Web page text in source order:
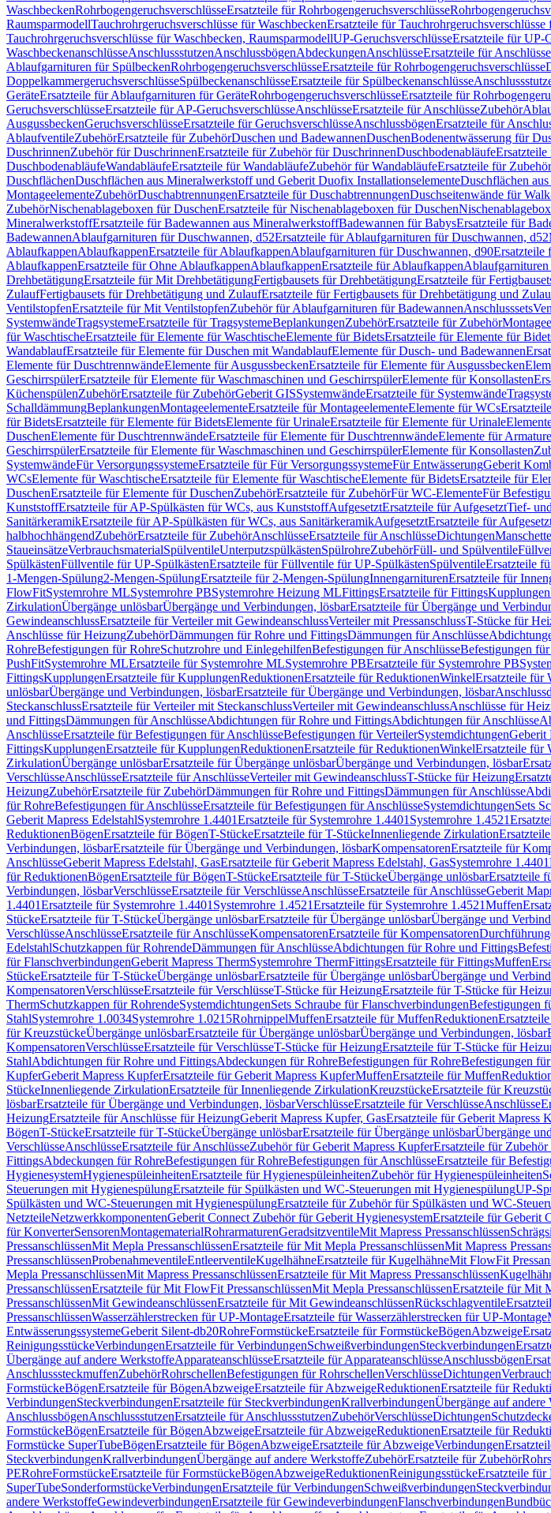
WaschbeckenRohrbogengeruchsverschlüsseErsatzteile für Rohrbogengeruchsverschlüsse
RaumsparmodellTauchrohrgeruchsverschlüsse für WaschbeckenErsatzteile für Tauchrohrgeruchsverschlüsse
Tauchrohrgeruchsverschlüsse für Waschbecken, RaumsparmodellUP-GeruchsverschlüsseErsatzteile für UP-
WaschbeckenanschlüsseAnschlussstutzenAnschlussbögenAbdeckungenAnschlüsseErsatzteile für Anschlüsse
Ablaufgarnituren für SpülbeckenRohrbogengeruchsverschlüsseErsatzteile für Rohrbogengeruchsverschlüsse
DoppelkammergeruchsverschlüsseSpülbeckenanschlüsseErsatzteile für Spülbeckenanschlüsse
GeräteErsatzteile für Ablaufgarnituren für GeräteRohrbogengeruchsverschlüsseErsatzteile für
GeruchsverschlüsseErsatzteile für AP-GeruchsverschlüsseAnschlüsseErsatzteile für AnschlüsseZubehör
AusgussbeckenGeruchsverschlüsseErsatzteile für GeruchsverschlüsseAnschlussbögenErsatzteile für
AblaufventileZubehörErsatzteile für ZubehörDuschen und BadewannenDuschenBodenentwässerung für
DuschrinnenZubehör für DuschrinnenErsatzteile für Zubehör für DuschrinnenDuschbodenabläufe
DuschbodenabläufeWandabläufeErsatzteile für WandabläufeZubehör für WandabläufeErsatzteile für
DuschflächenDuschflächen aus Mineralwerkstoff und Geberit Duofix InstallationselementeDuschflächen
MontageelementeZubehörDuschabtrennungenErsatzteile für DuschabtrennungenDuschseitenwände für
ZubehörNischenablageboxen für DuschenErsatzteile für Nischenablageboxen für Duschen
MineralwerkstoffErsatzteile für Badewannen aus MineralwerkstoffBadewannen für BabysErsatzteile für
BadewannenAblaufgarnituren für Duschwannen, d52Ersatzteile für Ablaufgarnituren für Duschwannen, d52
AblaufkappenAblaufkappenErsatzteile für AblaufkappenAblaufgarnituren für Duschwannen, d90Ersatzteile
AblaufkappenErsatzteile für Ohne AblaufkappenAblaufkappenErsatzteile für Ablaufkappen
DrehbetätigungErsatzteile für Mit DrehbetätigungFertigbausets für DrehbetätigungErsatzteile für
ZulaufFertigbausets für Drehbetätigung und ZulaufErsatzteile für Fertigbausets für Drehbetätigung und
VentilstopfenErsatzteile für Mit VentilstopfenZubehör für Ablaufgarnituren für BadewannenAnschlusssets
SystemwändeTragsystemeErsatzteile für TragsystemeBeplankungenZubehörErsatzteile für Zubehör
für WaschtischeErsatzteile für Elemente für WaschtischeElemente für BidetsErsatzteile für Elemente für
WandablaufErsatzteile für Elemente für Duschen mit WandablaufElemente für Dusch- und Badewannen
Elemente für DuschtrennwändeElemente für AusgussbeckenErsatzteile für Elemente für Ausgussbecken
GeschirrspülerErsatzteile für Elemente für Waschmaschinen und GeschirrspülerElemente für Konsollasten
KüchenspülenZubehörErsatzteile für ZubehörGeberit GISSystemwändeErsatzteile für Systemwände
SchalldämmungBeplankungenMontageelementeErsatzteile für MontageelementeElemente für WCs
für BidetsErsatzteile für Elemente für BidetsElemente für UrinaleErsatzteile für Elemente für Urinale
DuschenElemente für DuschtrennwändeErsatzteile für Elemente für DuschtrennwändeElemente für
GeschirrspülerErsatzteile für Elemente für Waschmaschinen und GeschirrspülerElemente für Konsollasten
SystemwändeFür VersorgungssystemeErsatzteile für Für VersorgungssystemeFür EntwässerungGeberit
WCsElemente für WaschtischeErsatzteile für Elemente für WaschtischeElemente für BidetsErsatzteile für
DuschenErsatzteile für Elemente für DuschenZubehörErsatzteile für ZubehörFür WC-ElementeFür
KunststoffErsatzteile für AP-Spülkästen für WCs, aus KunststoffAufgesetztErsatzteile für AufgesetztTief-
SanitärkeramikErsatzteile für AP-Spülkästen für WCs, aus SanitärkeramikAufgesetztErsatzteile für
halbhochhängendZubehörErsatzteile für ZubehörAnschlüsseErsatzteile für AnschlüsseDichtungen
StaueinsätzeVerbrauchsmaterialSpülventileUnterputzspülkästenSpülrohreZubehörFüll- und Spülventile
SpülkästenFüllventile für UP-SpülkästenErsatzteile für Füllventile für UP-SpülkästenSpülventileErsatzteile
1-Mengen-Spülung2-Mengen-SpülungErsatzteile für 2-Mengen-SpülungInnengarniturenErsatzteile für
FlowFitSystemrohre MLSystemrohre PBSystemrohre Heizung MLFittingsErsatzteile für FittingsKupplungen
ZirkulationÜbergänge unlösbarÜbergänge und Verbindungen, lösbarErsatzteile für Übergänge und
GewindeanschlussErsatzteile für Verteiler mit GewindeanschlussVerteiler mit PressanschlussT-Stücke für
Anschlüsse für HeizungZubehörDämmungen für Rohre und FittingsDämmungen für Anschlüsse
RohreBefestigungen für RohreSchutzrohre und EinlegehilfenBefestigungen für AnschlüsseBefestigungen
PushFitSystemrohre MLErsatzteile für Systemrohre MLSystemrohre PBErsatzteile für Systemrohre PB
FittingsKupplungenErsatzteile für KupplungenReduktionenErsatzteile für ReduktionenWinkelErsatzteile für
unlösbarÜbergänge und Verbindungen, lösbarErsatzteile für Übergänge und Verbindungen, lösbar
SteckanschlussErsatzteile für Verteiler mit SteckanschlussVerteiler mit GewindeanschlussAnschlüsse für
und FittingsDämmungen für AnschlüsseAbdichtungen für Rohre und FittingsAbdichtungen für Anschlüsse
AnschlüsseErsatzteile für Befestigungen für AnschlüsseBefestigungen für VerteilerSystemdichtungenGeberit
FittingsKupplungenErsatzteile für KupplungenReduktionenErsatzteile für ReduktionenWinkelErsatzteile für
ZirkulationÜbergänge unlösbarErsatzteile für Übergänge unlösbarÜbergänge und Verbindungen, lösbar
VerschlüsseAnschlüsseErsatzteile für AnschlüsseVerteiler mit GewindeanschlussT-Stücke für Heizung
HeizungZubehörErsatzteile für ZubehörDämmungen für Rohre und FittingsDämmungen für Anschlüsse
für RohreBefestigungen für AnschlüsseErsatzteile für Befestigungen für AnschlüsseSystemdichtungenSets
Geberit Mapress EdelstahlSystemrohre 1.4401Ersatzteile für Systemrohre 1.4401 Systemrohre 1.4521
ReduktionenBögenErsatzteile für BögenT-StückeErsatzteile für T-StückeInnenliegende Zirkulation
Verbindungen, lösbarErsatzteile für Übergänge und Verbindungen, lösbarKompensatorenErsatzteile für
AnschlüsseGeberit Mapress Edelstahl, GasErsatzteile für Geberit Mapress Edelstahl, GasSystemrohre 1.4401
für ReduktionenBögenErsatzteile für BögenT-StückeErsatzteile für T-StückeÜbergänge unlösbarErsatzteile
Verbindungen, lösbarVerschlüsseErsatzteile für VerschlüsseAnschlüsseErsatzteile für AnschlüsseGeberit
1.4401Ersatzteile für Systemrohre 1.4401 Systemrohre 1.4521Ersatzteile für Systemrohre 1.4521Muffen
StückeErsatzteile für T-StückeÜbergänge unlösbarErsatzteile für Übergänge unlösbarÜbergänge und
VerschlüsseAnschlüsseErsatzteile für AnschlüsseKompensatorenErsatzteile für Kompensatoren
EdelstahlSchutzkappen für RohrendeDämmungen für AnschlüsseAbdichtungen für Rohre und Fittings
für FlanschverbindungenGeberit Mapress ThermSystemrohre ThermFittingsErsatzteile für FittingsMuffen
StückeErsatzteile für T-StückeÜbergänge unlösbarErsatzteile für Übergänge unlösbarÜbergänge und
KompensatorenVerschlüsseErsatzteile für VerschlüsseT-Stücke für HeizungErsatzteile für T-Stücke für
ThermSchutzkappen für RohrendeSystemdichtungenSets Schraube für FlanschverbindungenBefestigungen
StahlSystemrohre 1.0034Systemrohre 1.0215RohrnippelMuffenErsatzteile für MuffenReduktionen
für KreuzstückeÜbergänge unlösbarErsatzteile für Übergänge unlösbarÜbergänge und Verbindungen, lösbar
KompensatorenVerschlüsseErsatzteile für VerschlüsseT-Stücke für HeizungErsatzteile für T-Stücke für
StahlAbdichtungen für Rohre und FittingsAbdeckungen für RohreBefestigungen für RohreBefestigungen
KupferGeberit Mapress KupferErsatzteile für Geberit Mapress KupferMuffenErsatzteile für Muffen
StückeInnenliegende ZirkulationErsatzteile für Innenliegende ZirkulationKreuzstückeErsatzteile für
lösbarErsatzteile für Übergänge und Verbindungen, lösbarVerschlüsseErsatzteile für VerschlüsseAnschlüsse
HeizungErsatzteile für Anschlüsse für HeizungGeberit Mapress Kupfer, GasErsatzteile für Geberit Mapress
BögenT-StückeErsatzteile für T-StückeÜbergänge unlösbarErsatzteile für Übergänge unlösbarÜbergänge
VerschlüsseAnschlüsseErsatzteile für AnschlüsseZubehör für Geberit Mapress KupferErsatzteile für
FittingsAbdeckungen für RohreBefestigungen für RohreBefestigungen für AnschlüsseErsatzteile für
HygienesystemHygienespüleinheitenErsatzteile für HygienespüleinheitenZubehör für Hygienespüleinheiten
Steuerungen mit HygienespülungErsatzteile für Spülkästen und WC-Steuerungen mit HygienespülungUP-
Spülkästen und WC-Steuerungen mit HygienespülungErsatzteile für Zubehör für Spülkästen und WC-
NetzteileNetzwerkkomponentenGeberit Connect Zubehör für Geberit HygienesystemErsatzteile für Geberit
für KonverterSensorenMontagematerialRohrarmaturenGeradsitzventileMit Mapress Pressanschlüssen
PressanschlüssenMit Mepla PressanschlüssenErsatzteile für Mit Mepla PressanschlüssenMit Mapress
PressanschlüssenProbenahmeventileEntleerventileKugelhähneErsatzteile für KugelhähneMit FlowFit
Mepla PressanschlüssenMit Mapress PressanschlüssenErsatzteile für Mit Mapress Pressanschlüssen
PressanschlüssenErsatzteile für Mit FlowFit PressanschlüssenMit Mepla PressanschlüssenErsatzteile für Mit
PressanschlüssenMit GewindeanschlüssenErsatzteile für Mit GewindeanschlüssenRückschlagventile
PressanschlüssenWasserzählerstrecken für UP-MontageErsatzteile für Wasserzählerstrecken für UP-Montage
EntwässerungssystemeGeberit Silent-db20RohreFormstückeErsatzteile für FormstückeBögenAbzweige
ReinigungsstückeVerbindungenErsatzteile für VerbindungenSchweißverbindungenSteckverbindungen
Übergänge auf andere WerkstoffeApparateanschlüsseErsatzteile für ApparateanschlüsseAnschlussbögen
AnschlusssteckmuffenZubehörRohrschellenBefestigungen für RohrschellenVerschlüsseDichtungen
FormstückeBögenErsatzteile für BögenAbzweigeErsatzteile für AbzweigeReduktionenErsatzteile für
VerbindungenSteckverbindungenErsatzteile für SteckverbindungenKrallverbindungenÜbergänge auf andere
AnschlussbögenAnschlussstutzenErsatzteile für AnschlussstutzenZubehörVerschlüsseDichtungen
FormstückeBögenErsatzteile für BögenAbzweigeErsatzteile für AbzweigeReduktionenErsatzteile für
Formstücke SuperTubeBögenErsatzteile für BögenAbzweigeErsatzteile für AbzweigeVerbindungen
SteckverbindungenKrallverbindungenÜbergänge auf andere WerkstoffeZubehörErsatzteile für Zubehör
PERohreFormstückeErsatzteile für FormstückeBögenAbzweigeReduktionenReinigungsstückeErsatzteile für
SuperTubeSonderformstückeVerbindungenErsatzteile für VerbindungenSchweißverbindungen
andere WerkstoffeGewindeverbindungenErsatzteile für GewindeverbindungenFlanschverbindungen